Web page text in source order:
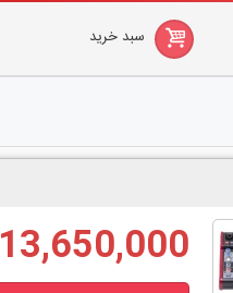
سبد خرید
13,650,000 تومان